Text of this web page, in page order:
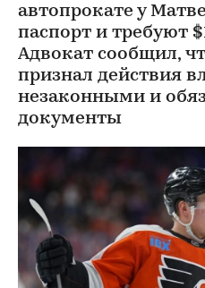
автопрокате у
паспорт и требуют
Адвокат сообщил,
признал действия
незаконными и
документы